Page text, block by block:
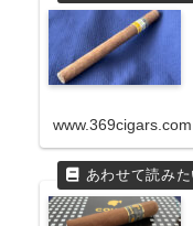
www.369cigars.com